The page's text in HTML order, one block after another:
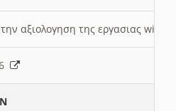
αξιολογηση της εργασιας wiki